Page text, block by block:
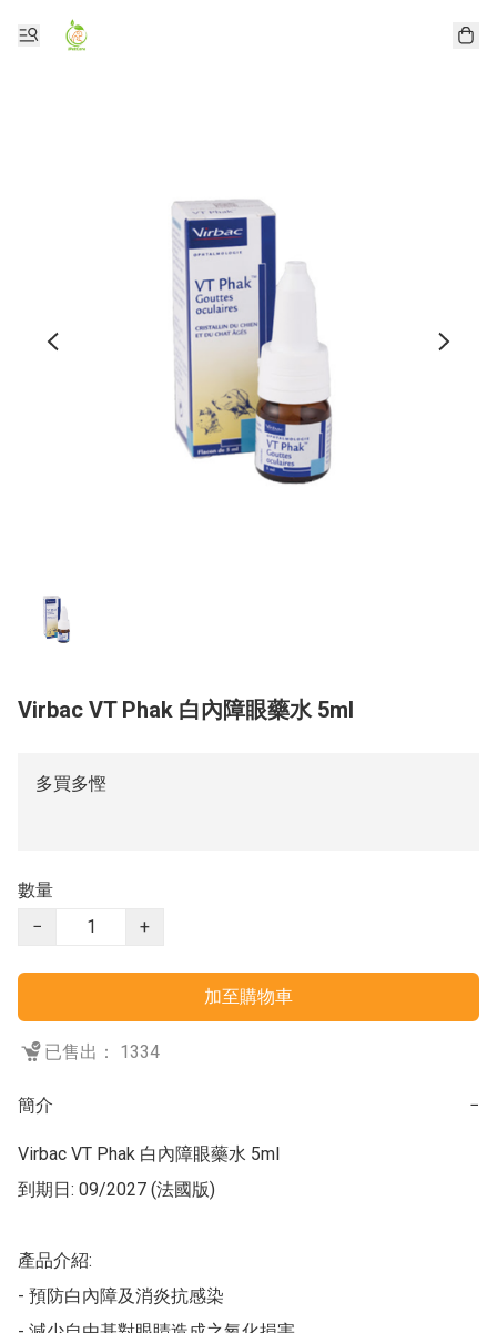
Virbac VT Phak 白內障眼藥水 5ml
多買多慳
數量
−
+
加至購物車
已售出： 1334
簡介 −
Virbac VT Phak 白內障眼藥水 5ml
到期日: 09/2027 (法國版)
產品介紹:
- 預防白內障及消炎抗感染